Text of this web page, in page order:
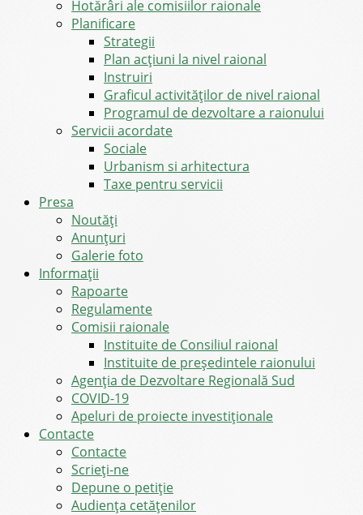
Hotărâri ale comisiilor raionale
Planificare
Strategii
Plan acțiuni la nivel raional
Instruiri
Graficul activităților de nivel raional
Programul de dezvoltare a raionului
Servicii acordate
Sociale
Urbanism si arhitectura
Taxe pentru servicii
Presa
Noutăţi
Anunţuri
Galerie foto
Informații
Rapoarte
Regulamente
Comisii raionale
Instituite de Consiliul raional
Instituite de președintele raionului
Agenția de Dezvoltare Regională Sud
COVID-19
Apeluri de proiecte investiționale
Contacte
Contacte
Scrieți-ne
Depune o petiție
Audiența cetățenilor